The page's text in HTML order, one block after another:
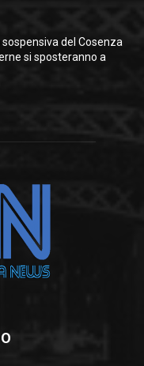
sospensiva del Cosenza
si sposteranno a